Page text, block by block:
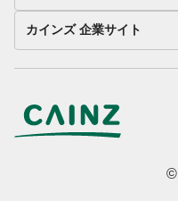
カインズ 企業サイト
©